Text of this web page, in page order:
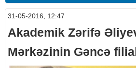
31-05-2016, 12:47
Akademik Zərifə
Mərkəzinin Gəncə